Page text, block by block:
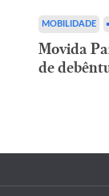
MOBILIDADE
Movida
de